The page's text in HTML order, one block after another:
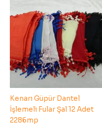
Kenarı Güpür Dantel
İşlemeli Fular Şal 12 Adet
2286mp